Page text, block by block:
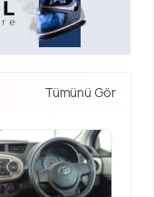
Tümünü Gör